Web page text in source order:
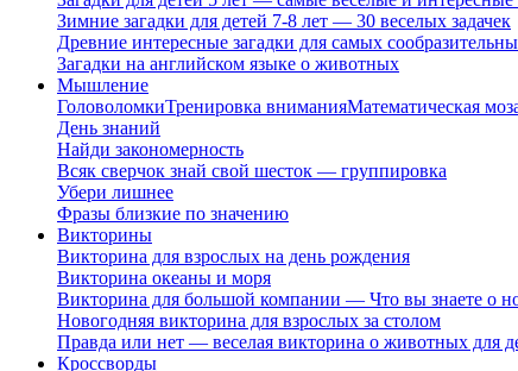
Зимние загадки для детей 7-8 лет — 30 веселых задачек
Древние интересные загадки для самых
Загадки на английском языке о животных
Мышление
ГоловоломкиТренировка вниманияМатематическая
День знаний
Найди закономерность
Всяк сверчок знай свой шесток — группировка
Убери лишнее
Фразы близкие по значению
Викторины
Викторина для взрослых на день рождения
Викторина океаны и моря
Викторина для большой компании — Что вы знаете о
Новогодняя викторина для взрослых за столом
Правда или нет — веселая викторина о животных для
Кроссворды